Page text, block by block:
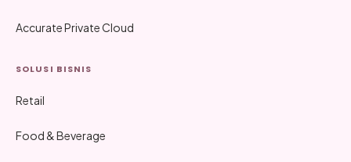
Accurate Private Cloud
SOLUSI BISNIS
Retail
Food & Beverage